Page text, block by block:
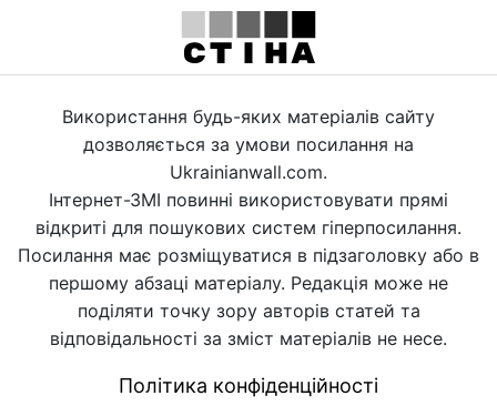
Використання будь-яких матеріалів сайту
дозволяється за умови посилання на
Ukrainianwall.com.
Інтернет-ЗМІ повинні використовувати прямі
відкриті для пошукових систем гіперпосилання.
Посилання має розміщуватися в підзаголовку або в
першому абзаці матеріалу. Редакція може не
поділяти точку зору авторів статей та
відповідальності за зміст матеріалів не несе.
Політика конфіденційності